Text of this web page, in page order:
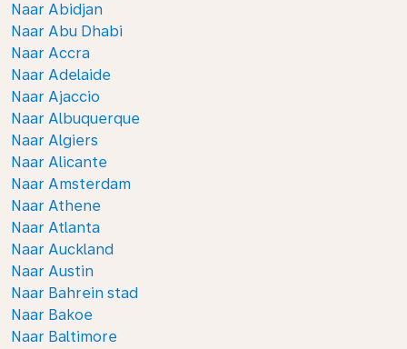
Naar Abidjan
Naar Abu Dhabi
Naar Accra
Naar Adelaide
Naar Ajaccio
Naar Albuquerque
Naar Algiers
Naar Alicante
Naar Amsterdam
Naar Athene
Naar Atlanta
Naar Auckland
Naar Austin
Naar Bahrein stad
Naar Bakoe
Naar Baltimore